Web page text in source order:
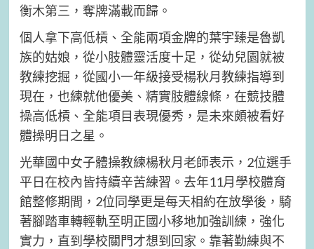
衡木第三，奪牌滿載而歸。
個人拿下高低槓、全能兩項金牌的葉宇臻是魯凱
族的姑娘，從小肢體靈活度十足，從幼兒園就被
教練挖掘，從國小一年級接受楊秋月教練指導到
現在，也練就他優美、精實肢體線條，在競技體
操高低槓、全能項目表現優秀，是未來頗被看好
體操明日之星。
光華國中女子體操教練楊秋月老師表示，2位選手
平日在校內皆持續辛苦練習。去年11月學校體育
館整修期間，2位同學更是每天相約在放學後，騎
著腳踏車轉輕軌至明正國小移地加強訓練，強化
實力，直到學校關門才想到回家。靠著勤練與不